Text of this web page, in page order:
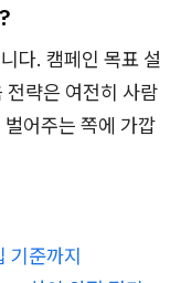
다. 캠페인 목표 설
전략은 여전히 사람
어주는 쪽에 가깝
기준까지